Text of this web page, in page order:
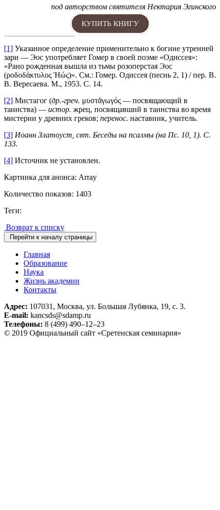
под авторством святителя Нектария Эгинского
КУПИТЬ КНИГУ
[1] Указанное определение применительно к богине утренней
зари — Эос употребляет Гомер в своей поэме «Одиссея»:
«Рано рожденная вышла из тьмы розоперстая Эос
(ροδοδάκτυλος Ἠώς)». См.: Гомер. Одиссея (песнь 2, 1) / пер. В.
В. Вересаева. М., 1953. С. 14.
[2] Мистагог (др.-греч. μυστᾰγωγός — посвящающий в
таинства) — истор. жрец, посвящавший в таинства во время
мистерии у древних греков; перенос. наставник, учитель.
[3] Иоанн Златоуст, свт. Беседы на псалмы (на Пс. 10, 1). С.
133.
[4] Источник не установлен.
Картинка для анонса: Array
Количество показов: 1403
Теги:
Возврат к списку
Перейти к началу страницы
Главная
Образование
Наука
Жизнь академии
Контакты
Адрес: 107031, Москва, ул. Большая Лубянка, 19, с. 3.
E-mail: kancsds@sdamp.ru
Телефоны: 8 (499) 490–12–23
© 2019 Официальный сайт «Сретенская семинария»